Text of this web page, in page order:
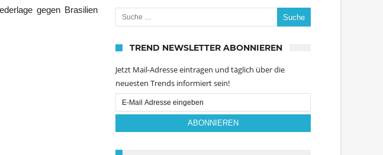
gegen Brasilien
Suche nach:
TREND NEWSLETTER ABONNIEREN
Jetzt Mail-Adresse eintragen und täglich über die
neuesten Trends informiert sein!
Email
Subscription
ABONNIEREN